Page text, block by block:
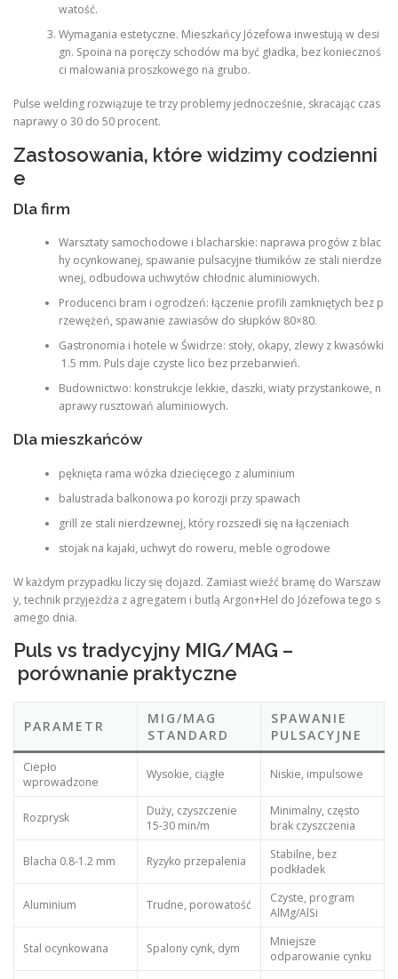
watość.
Wymagania estetyczne. Mieszkańcy Józefowa inwestują w desi
gn. Spoina na poręczy schodów ma być gładka, bez koniecznoś
ci malowania proszkowego na grubo.
Pulse welding rozwiązuje te trzy problemy jednocześnie, skracając czas
naprawy o 30 do 50 procent.
Zastosowania, które widzimy codzienni
e
Dla firm
Warsztaty samochodowe i blacharskie: naprawa progów z blac
hy ocynkowanej, spawanie pulsacyjne tłumików ze stali nierdze
wnej, odbudowa uchwytów chłodnic aluminiowych.
Producenci bram i ogrodzeń: łączenie profili zamkniętych bez p
rzewężeń, spawanie zawiasów do słupków 80×80.
Gastronomia i hotele w Świdrze: stoły, okapy, zlewy z kwasówki
1.5 mm. Puls daje czyste lico bez przebarwień.
Budownictwo: konstrukcje lekkie, daszki, wiaty przystankowe, n
aprawy rusztowań aluminiowych.
Dla mieszkańców
pęknięta rama wózka dziecięcego z aluminium
balustrada balkonowa po korozji przy spawach
grill ze stali nierdzewnej, który rozszedł się na łączeniach
stojak na kajaki, uchwyt do roweru, meble ogrodowe
W każdym przypadku liczy się dojazd. Zamiast wieźć bramę do Warszaw
y, technik przyjeżdża z agregatem i butlą Argon+Hel do Józefowa tego s
amego dnia.
Puls vs tradycyjny MIG/MAG –
porównanie praktyczne
PARAMETR
MIG/MAG
STANDARD
SPAWANIE
PULSACYJNE
Ciepło
wprowadzone
Wysokie, ciągłe Niskie, impulsowe
Rozprysk
Duży, czyszczenie
15-30 min/m
Minimalny, często
brak czyszczenia
Blacha 0.8-1.2 mm Ryzyko przepalenia
Stabilne, bez
podkładek
Aluminium Trudne, porowatość
Czyste, program
AlMg/AlSi
Stal ocynkowana Spalony cynk, dym
Mniejsze
odparowanie cynku